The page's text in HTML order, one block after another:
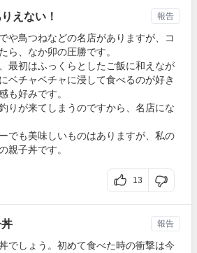
えない！
や鳥つねなどの名店がありますが、コ
ら、なか卯の圧勝です。
最初はふっくらとしたご飯に和えなが
ベチャベチャに浸して食べるのが好き
も好みです。
りが来てしまうのですから、名店にな
でも美味しいものはありますが、私の
親子丼です。
13
報告
でしょう。初めて食べた時の衝撃は今
報告